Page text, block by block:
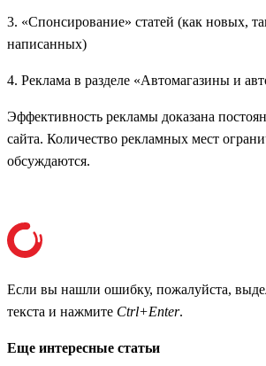
3. «Спонсирование» статей (как новых,
написанных)
4. Реклама в разделе «Автомагазины и
Эффективность рекламы доказана
сайта. Количество рекламных мест
обсуждаются.
Если вы нашли ошибку, пожалуйста,
текста и нажмите Ctrl+Enter.
Еще интересные статьи